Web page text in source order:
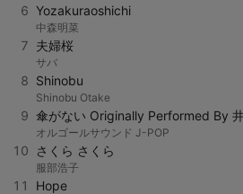
6 Yozakuraoshichi
中森明菜
7 夫婦桜
サバ
8 Shinobu
Shinobu Otake
9 傘がない Originally Performed By
オルゴールサウンド J-POP
10 さくら さくら
服部浩子
11 Hope